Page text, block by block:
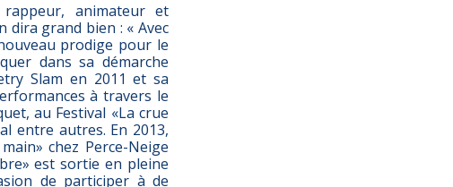
animateur et
dira grand bien : « Avec
prodige pour le
dans sa démarche
Slam en 2011 et sa
à travers le
au Festival «La crue
entre autres. En 2013,
chez Perce-Neige
est sortie en pleine
de participer à de